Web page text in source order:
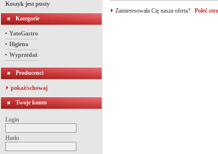
Koszyk jest pusty
Kategorie
YatoGastro
Higiena
Wyprzedaż
Producenci
pokaż/schowaj
Twoje konto
Login
Hasło
Zainteresowała Cię nasza oferta? Poleć